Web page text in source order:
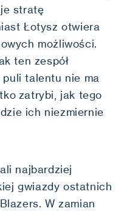
stratę
Łotysz otwiera
możliwości.
ten zespół
talentu nie ma
zatrybi, jak tego
ich niezmiernie
najbardziej
gwiazdy ostatnich
W zamian